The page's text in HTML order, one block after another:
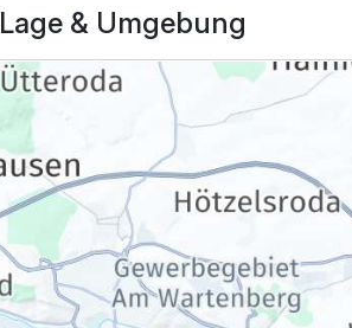
p.P. ab203,50 €
Lage & Umgebung